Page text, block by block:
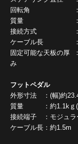
回転角
：
質量
：
接続方式
：
ケーブル長
：
固定可能な天板の厚
み
：
フットペダル
外形寸法
： (幅)約
質量
： 約1.1kｇ
接続端子
： モジュ
ケーブル長 ： 約1.5m